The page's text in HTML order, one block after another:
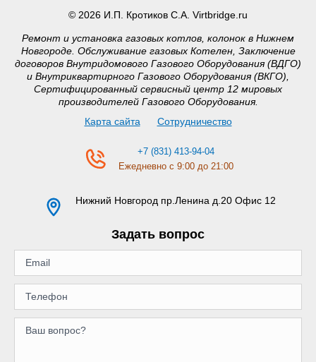
© 2026 И.П. Кротиков С.А. Virtbridge.ru
Ремонт и установка газовых котлов, колонок в Нижнем
Новгороде. Обслуживание газовых Котелен, Заключение
договоров Внутридомового Газового Оборудования (ВДГО)
и Внутриквартирного Газового Оборудования (ВКГО),
Сертифицированный сервисный центр 12 мировых
производителей Газового Оборудования.
Карта сайта
Сотрудничество
+7 (831) 413-94-04
Ежедневно с 9:00 до 21:00
Нижний Новгород пр.Ленина д.20 Офис 12
Задать вопрос